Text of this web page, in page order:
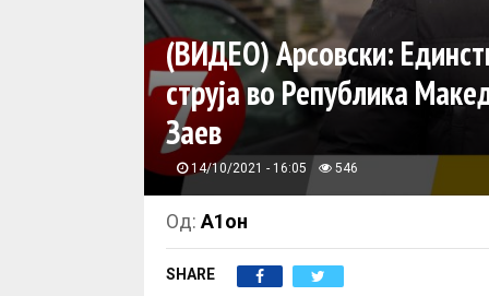
(ВИДЕО) Арсовски:
струја во Република
Заев
14/10/2021 - 16:05 546
Од: А1он
SHARE